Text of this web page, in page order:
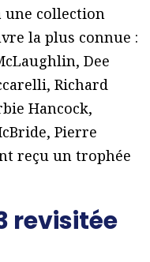
une collection
la plus connue :
Dee
Richard
Hancock,
Pierre
reçu un trophée
revisitée